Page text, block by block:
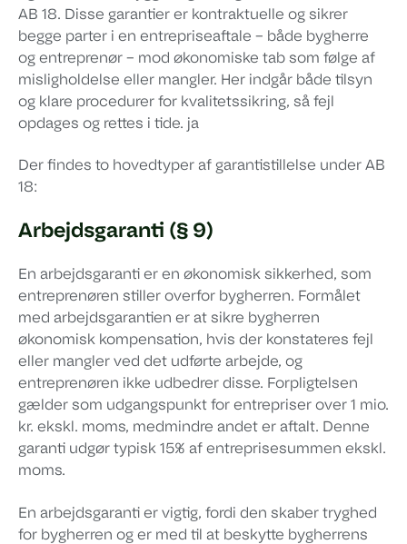
AB 18. Disse garantier er kontraktuelle og sikrer
begge parter i en entrepriseaftale – både bygherre
og entreprenør – mod økonomiske tab som følge af
misligholdelse eller mangler. Her indgår både tilsyn
og klare procedurer for kvalitetssikring, så fejl
opdages og rettes i tide. ja
Der findes to hovedtyper af garantistillelse under AB
18:
Arbejdsgaranti (§ 9)
En arbejdsgaranti er en økonomisk sikkerhed, som
entreprenøren stiller overfor bygherren. Formålet
med arbejdsgarantien er at sikre bygherren
økonomisk kompensation, hvis der konstateres fejl
eller mangler ved det udførte arbejde, og
entreprenøren ikke udbedrer disse. Forpligtelsen
gælder som udgangspunkt for entrepriser over 1 mio.
kr. ekskl. moms, medmindre andet er aftalt. Denne
garanti udgør typisk 15% af entreprisesummen ekskl.
moms.
En arbejdsgaranti er vigtig, fordi den skaber tryghed
for bygherren og er med til at beskytte bygherrens